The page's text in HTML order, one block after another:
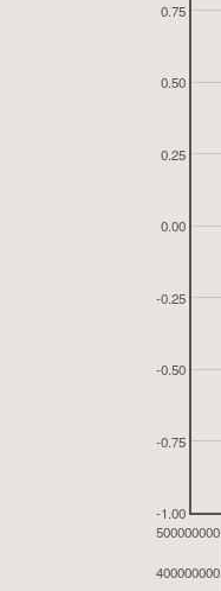
-1.00
-0.75
-0.50
-0.25
0.00
0.25
0.50
0.75
400000000
500000000